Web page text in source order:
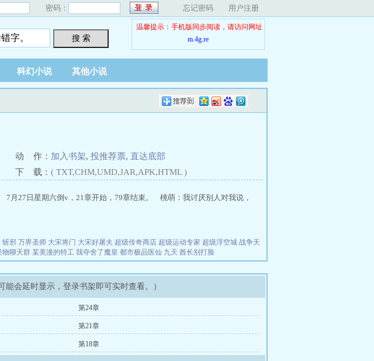
密码： 忘记密码 用户注册
搜 索
温馨提示：手机版同步阅读，请访问网址
m.4g.re
科幻小说 其他小说
动 作： 加入书架, 投推荐票, 直达底部
下 载： ( TXT,CHM,UMD,JAR,APK,HTML )
月27日星期六倒v，21章开始，79章结束。 桃萌：我讨厌别人对我说，
斩邪 万界圣师 大宋将门 大宋好屠夫 超级传奇商店 超级运动专家 超级浮空城 战争天
物聊天群 某美漫的特工 我夺舍了魔皇 都市极品医仙 九天 酋长别打脸
能会延时显示，登录书架即可实时查看。）
第24章
第21章
第18章